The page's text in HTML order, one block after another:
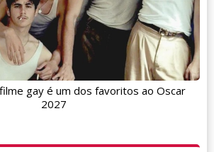
gay é um dos favoritos ao Oscar
2027